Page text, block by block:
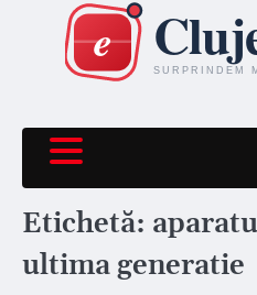
content
Etichetă:
ultima generatie